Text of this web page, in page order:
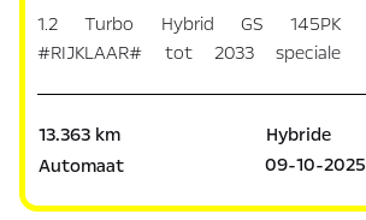
1.2 Turbo Hybrid GS 145PK
#RIJKLAAR# tot 2033 speciale
13.363 km
Hybride
Automaat
09-10-2025